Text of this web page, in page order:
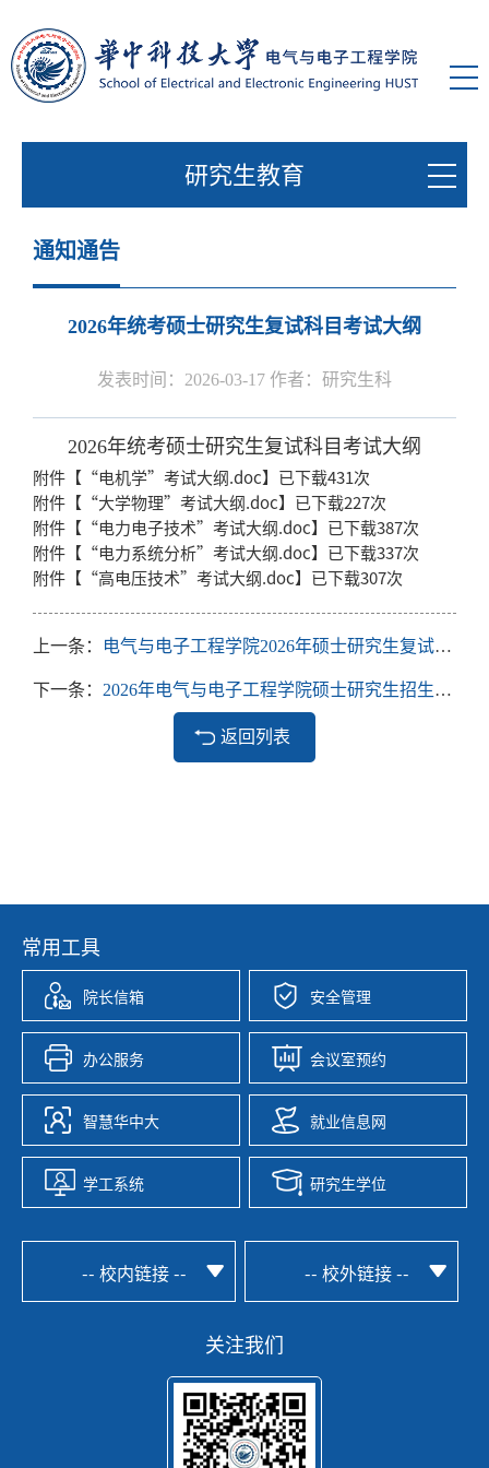
研究生教育
通知通告
2026年统考硕士研究生复试科目考试大纲
发表时间：2026-03-17 作者：研究生科
2026年统考硕士研究生复试科目考试大纲
附件【 “电机学”考试大纲.doc】已下载431次
附件【 “大学物理”考试大纲.doc】已下载227次
附件【 “电力电子技术”考试大纲.doc】已下载387次
附件【 “电力系统分析”考试大纲.doc】已下载337次
附件【 “高电压技术”考试大纲.doc】已下载307次
上一条： 电气与电子工程学院2026年硕士研究生复试成绩公示
下一条： 2026年电气与电子工程学院硕士研究生招生复试名单
返回列表
常用工具
院长信箱 安全管理
办公服务 会议室预约
智慧华中大 就业信息网
学工系统 研究生学位
-- 校内链接 -- -- 校外链接 --
关注我们